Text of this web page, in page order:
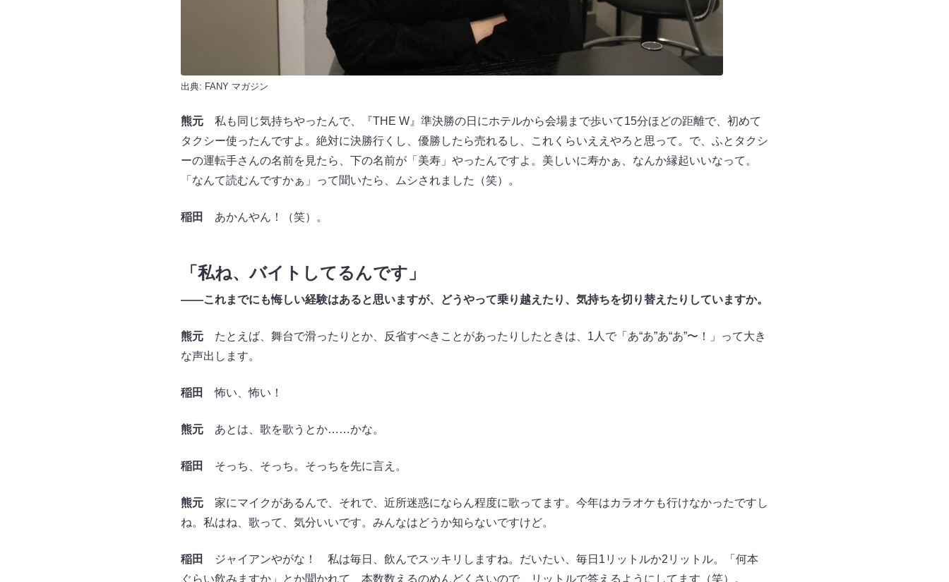
出典: FANY マガジン
熊元私も同じ気持ちやったんで、『THE W』準決勝の日にホテルから会場まで歩いて15分ほどの距離で、初めて
タクシー使ったんですよ。絶対に決勝行くし、優勝したら売れるし、これくらいええやろと思って。で、ふとタクシ
ーの運転手さんの名前を見たら、下の名前が「美寿」やったんですよ。美しいに寿かぁ、なんか縁起いいなって。
「なんて読むんですかぁ」って聞いたら、ムシされました（笑）。
稲田 あかんやん！（笑）。
「私ね、バイトしてるんです」
――これまでにも悔しい経験はあると思いますが、どうやって乗り越えたり、気持ちを切り替えたりしていますか。
熊元たとえば、舞台で滑ったりとか、反省すべきことがあったりしたときは、1人で「あ“あ”あ“あ”〜！」って大き
な声出します。
稲田 怖い、怖い！
熊元あとは、歌を歌うとか……かな。
稲田 そっち、そっち。そっちを先に言え。
熊元家にマイクがあるんで、それで、近所迷惑にならん程度に歌ってます。今年はカラオケも行けなかったですし
ね。私はね、歌って、気分いいです。みんなはどうか知らないですけど。
稲田
ジャイアンやがな！ 私は毎日、飲んでスッキリしますね。だいたい、毎日1リットルか2リットル。「何本
ぐらい飲みますか」とか聞かれて、本数数えるのめんどくさいので、リットルで答えるようにしてます（笑）。